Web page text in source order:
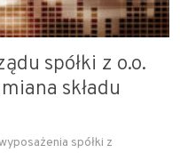
spółki z o.o.
składu
spółki z